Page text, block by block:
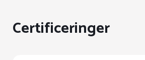
Certificeringer